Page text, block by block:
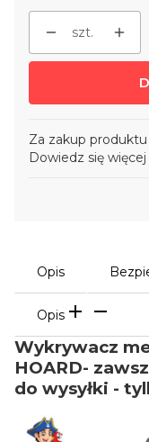
szt.
Za zakup
Dowiedz się
Opis
Opis
Wykrywacz
HOARD-
do wysyłki -